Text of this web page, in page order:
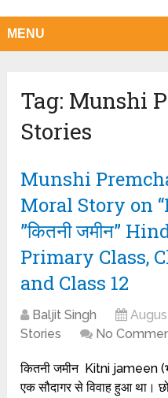
MENU
Tag: Munshi
Stories
Munshi
Moral Story on
”कितनी जमीन”
Primary Class,
and Class 12
Baljit Singh
Stories
No
कितनी जमीन Kitni jameen
एक सौदागर से विवाह हुआ था।